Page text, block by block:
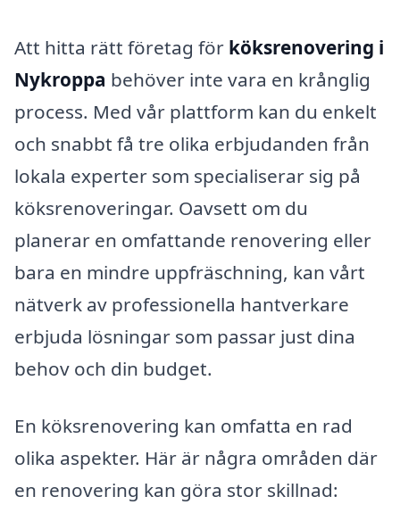
Att hitta rätt företag för köksrenovering i
Nykroppa behöver inte vara en krånglig
process. Med vår plattform kan du enkelt
och snabbt få tre olika erbjudanden från
lokala experter som specialiserar sig på
köksrenoveringar. Oavsett om du
planerar en omfattande renovering eller
bara en mindre uppfräschning, kan vårt
nätverk av professionella hantverkare
erbjuda lösningar som passar just dina
behov och din budget.
En köksrenovering kan omfatta en rad
olika aspekter. Här är några områden där
en renovering kan göra stor skillnad: